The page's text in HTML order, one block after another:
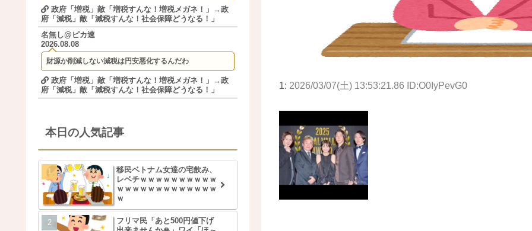
1: 2026/03/07(土) 13:53:21.86 ID:O0IyPevG0
政府「増税」敵「増税すんな！増税メガネ！」→政
府「減税」敵「減税すんな！社会保障どうなる！」
名無し@ピカ速
2026.08.08
財源か削減しない減税は円安悪化するんだわ
政府「増税」敵「増税すんな！増税メガネ！」→政
府「減税」敵「減税すんな！社会保障どうなる！」
本日の人気記事
移民ベトナム女達の宅飲み、
レベチｗｗｗｗｗｗｗｗｗｗ
ｗｗｗｗｗｗｗｗｗｗｗｗｗ
ｗ
フリマ民「あと500円値下げ